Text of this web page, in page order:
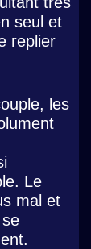
seul et
replier
les
Le
mal et